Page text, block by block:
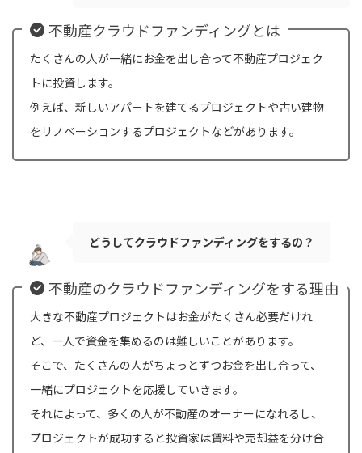
不動産クラウドファンディングとは
たくさんの人が一緒にお金を出し合って不動産プロジェク
トに投資します。
例えば、新しいアパートを建てるプロジェクトや古い建物
をリノベーションするプロジェクトなどがあります。
どうしてクラウドファンディングをするの？
不動産のクラウドファンディングをする理由
大きな不動産プロジェクトはお金がたくさん必要だけれ
ど、一人で資金を集めるのは難しいことがあります。
そこで、たくさんの人がちょっとずつお金を出し合って、
一緒にプロジェクトを応援していきます。
それによって、多くの人が不動産のオーナーになれるし、
プロジェクトが成功すると投資家は賃料や売却益を分け合